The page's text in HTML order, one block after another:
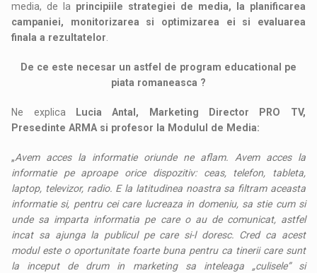
media, de la principiile strategiei de media, la planificarea
campaniei, monitorizarea si optimizarea ei si evaluarea
finala a rezultatelor
De ce este necesar un astfel de program educational pe
piata romaneasca ?
Ne explica
Lucia Antal, Marketing Director PRO TV,
Presedinte ARMA si profesor la Modulul de Media:
„Avem acces la informatie oriunde ne aflam. Avem acces la
informatie pe aproape orice dispozitiv: ceas, telefon, tableta,
laptop, televizor, radio. E la latitudinea noastra sa filtram aceasta
informatie si, pentru cei care lucreaza in domeniu, sa stie cum si
unde sa imparta informatia pe care o au de comunicat, astfel
incat sa ajunga la publicul pe care si-l doresc. Cred ca acest
modul este o oportunitate foarte buna pentru ca tinerii care sunt
la inceput de drum in marketing sa inteleaga „culisele” si